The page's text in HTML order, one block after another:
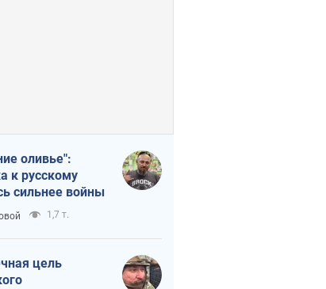
оливье":
к русскому
сильнее войны
1,7 т.
цель